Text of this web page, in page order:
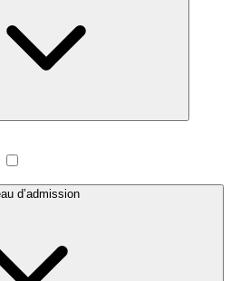
d’admission